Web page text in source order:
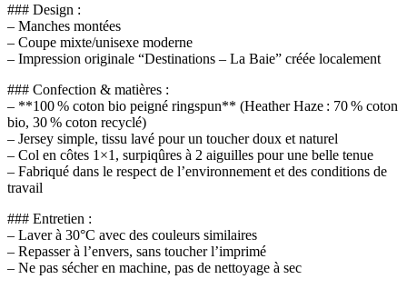
### Design :
– Manches montées
– Coupe mixte/unisexe moderne
– Impression originale “Destinations – La Baie” créée localement
### Confection & matières :
– **100 % coton bio peigné ringspun** (Heather Haze : 70 % coton
bio, 30 % coton recyclé)
– Jersey simple, tissu lavé pour un toucher doux et naturel
– Col en côtes 1×1, surpiqûres à 2 aiguilles pour une belle tenue
– Fabriqué dans le respect de l’environnement et des conditions de
travail
### Entretien :
– Laver à 30°C avec des couleurs similaires
– Repasser à l’envers, sans toucher l’imprimé
– Ne pas sécher en machine, pas de nettoyage à sec